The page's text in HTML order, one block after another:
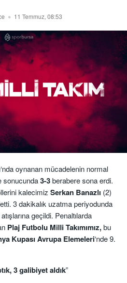
11 Temmuz, 08:53
‘nda oynanan mücadelenin normal
sonucunda3-3berabere sona erdi.
kalecimiz Serkan Banazlı (2)
3 dakikalık uzatma periyodunda
geçildi. Penaltılarda
Plaj Futbolu Milli Takımımız,bu
Kupası Avrupa Elemeleri‘nde 9.
3 galibiyet aldık”